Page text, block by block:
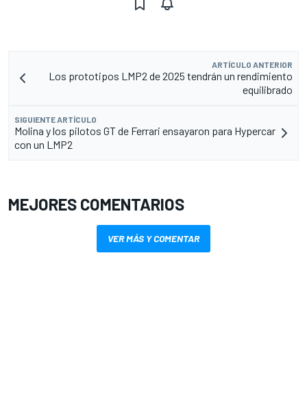
ARTÍCULO ANTERIOR
Los prototipos LMP2 de 2025 tendrán un rendimiento
equilibrado
SIGUIENTE ARTÍCULO
Molina y los pilotos GT de Ferrari ensayaron para Hypercar
con un LMP2
MEJORES COMENTARIOS
VER MÁS Y COMENTAR